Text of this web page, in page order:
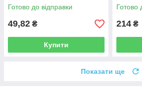
з пружинним вушком)
Готово до відправки
49,82 ₴
Купити
100грм/
Готово
214 ₴
Показати ще